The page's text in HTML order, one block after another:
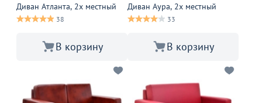
Диван Атланта, 2х местный
38
В корзину
Диван Аура, 2х местный
33
В корзину